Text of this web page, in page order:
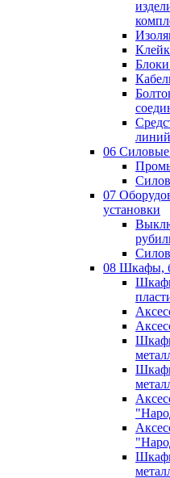
06
07
установки
08 Шкафы,